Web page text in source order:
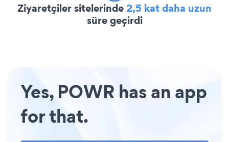
Ziyaretçiler sitelerinde2,5 kat daha uzun
süre geçirdi
Yes, POWR has an app
for that.